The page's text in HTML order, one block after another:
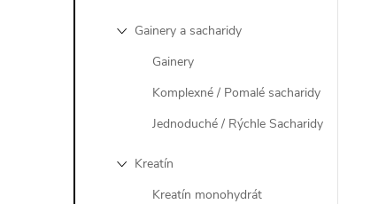
Gainery a sacharidy
Gainery
Komplexné / Pomalé sacharidy
Jednoduché / Rýchle Sacharidy
Kreatín
Kreatín monohydrát